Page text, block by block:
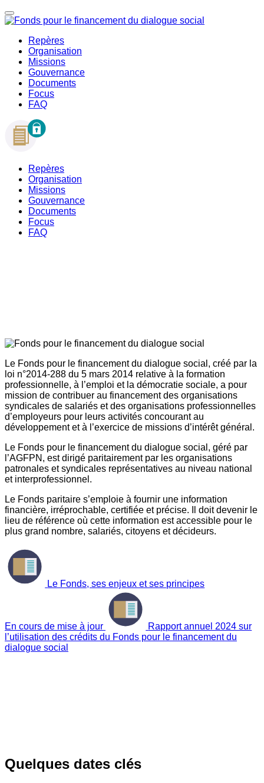
Repères
Organisation
Missions
Gouvernance
Documents
Focus
FAQ
Repères
Organisation
Missions
Gouvernance
Documents
Focus
FAQ
Le Fonds pour le financement du dialogue social, créé par la
loi n°2014-288 du 5 mars 2014 relative à la formation
professionnelle, à l’emploi et la démocratie sociale, a pour
mission de contribuer au financement des organisations
syndicales de salariés et des organisations professionnelles
d’employeurs pour leurs activités concourant au
développement et à l’exercice de missions d’intérêt général.
Le Fonds pour le financement du dialogue social, géré par
l’AGFPN, est dirigé paritairement par les organisations
patronales et syndicales représentatives au niveau national
et interprofessionnel.
Le Fonds paritaire s’emploie à fournir une information
financière, irréprochable, certifiée et précise. Il doit devenir le
lieu de référence où cette information est accessible pour le
plus grand nombre, salariés, citoyens et décideurs.
Le Fonds, ses enjeux et ses principes
En cours de mise à jour
Rapport annuel 2024 sur
l’utilisation des crédits du Fonds pour le financement du
dialogue social
Quelques dates clés